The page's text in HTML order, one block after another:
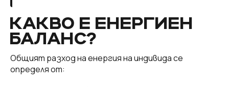
КАКВО Е ЕНЕРГИЕН
БАЛАНС?
Общият разход на енергия на индивида се
определя от: